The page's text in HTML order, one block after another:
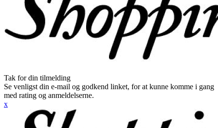
Tak for din tilmelding
Se venligst din e-mail og godkend linket, for at kunne komme i gang
med rating og anmeldelserne.
x